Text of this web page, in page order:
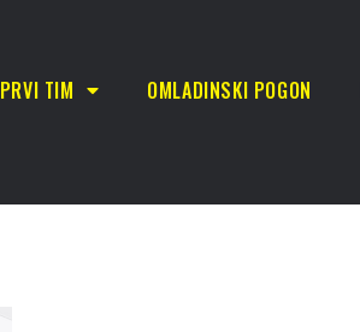
PRVI TIM OMLADINSKI POGON